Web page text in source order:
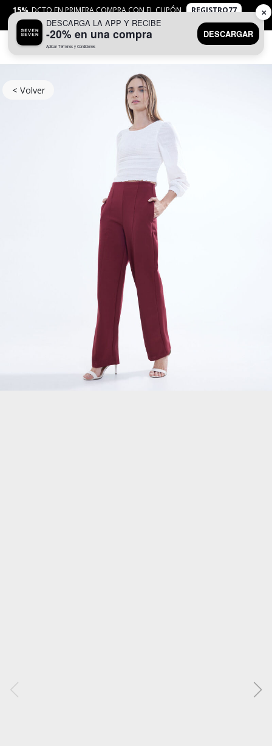
15% DCTO EN PRIMERA COMPRA CON EL CUPÓN
REGISTRO77
APLICANTYC
< Volver
DESCARGA LA APP Y RECIBE
-20% en una compra
Aplican Términos y Condiciones
DESCARGAR
✕